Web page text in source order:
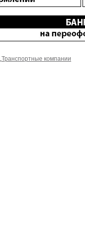
,Транспортные компании